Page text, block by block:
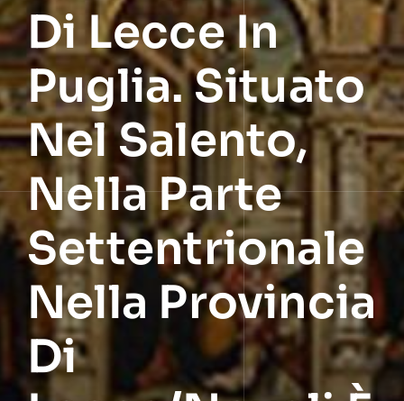
Di Lecce In
Puglia. Situato
Nel Salento,
Nella Parte
Settentrionale
Nella Provincia
Di